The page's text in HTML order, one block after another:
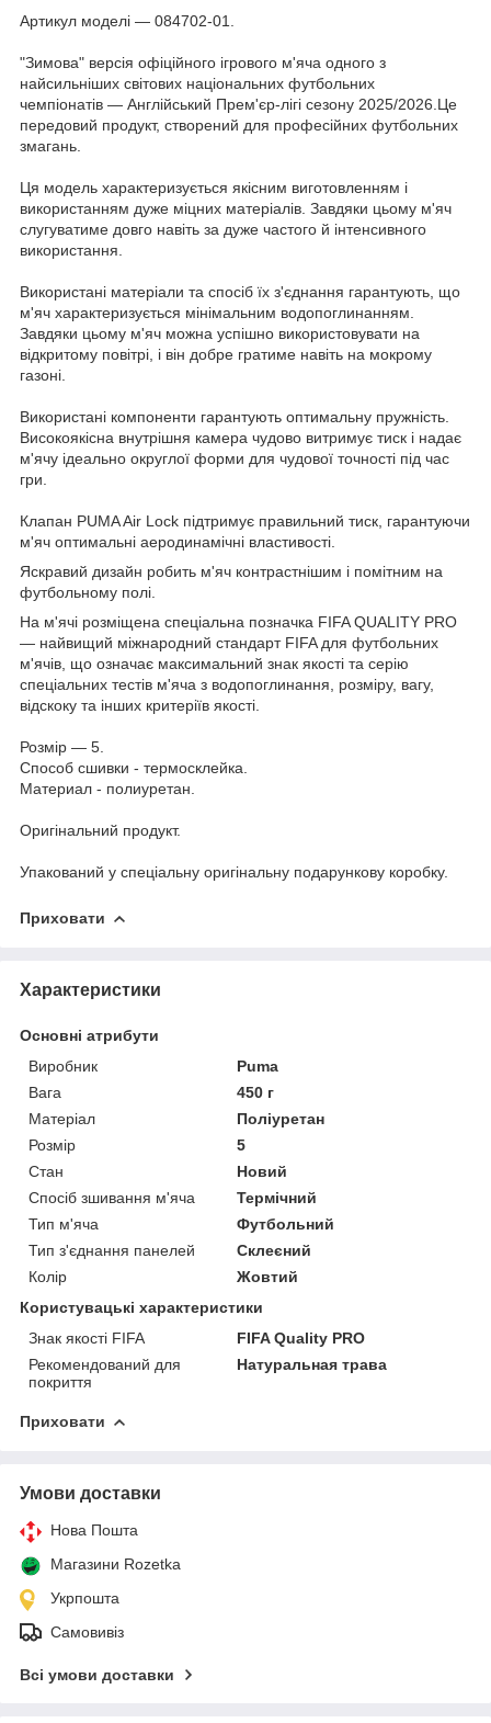
Артикул моделі — 084702-01.
"Зимова" версія офіційного ігрового м'яча одного з
найсильніших світових національних футбольних
чемпіонатів — Англійський Прем'єр-лігі сезону 2025/2026.Це
передовий продукт, створений для професійних футбольних
змагань.
Ця модель характеризується якісним виготовленням і
використанням дуже міцних матеріалів. Завдяки цьому м'яч
слугуватиме довго навіть за дуже частого й інтенсивного
використання.
Використані матеріали та спосіб їх з'єднання гарантують, що
м'яч характеризується мінімальним водопоглинанням.
Завдяки цьому м'яч можна успішно використовувати на
відкритому повітрі, і він добре гратиме навіть на мокрому
газоні.
Використані компоненти гарантують оптимальну пружність.
Високоякісна внутрішня камера чудово витримує тиск і надає
м'ячу ідеально округлої форми для чудової точності під час
гри.
Клапан PUMA Air Lock підтримує правильний тиск, гарантуючи
м'яч оптимальні аеродинамічні властивості.
Яскравий дизайн робить м'яч контрастнішим і помітним на
футбольному полі.
На м'ячі розміщена спеціальна позначка FIFA QUALITY PRO
— найвищий міжнародний стандарт FIFA для футбольних
м'ячів, що означає максимальний знак якості та серію
спеціальних тестів м'яча з водопоглинання, розміру, вагу,
відскоку та інших критеріїв якості.
Розмір — 5.
Способ сшивки - термосклейка.
Материал - полиуретан.
Оригінальний продукт.
Упакований у спеціальну оригінальну подарункову коробку.
Приховати
Характеристики
Основні атрибути
Виробник
Puma
Вага
450 г
Матеріал
Поліуретан
Розмір
5
Стан
Новий
Спосіб зшивання м'яча
Термічний
Тип м'яча
Футбольний
Тип з'єднання панелей
Склеєний
Колір
Жовтий
Користувацькі характеристики
Знак якості FIFA
FIFA Quality PRO
Рекомендований для
покриття
Натуральная трава
Приховати
Умови доставки
Нова Пошта
Магазини Rozetka
Укрпошта
Самовивіз
Всі умови доставки